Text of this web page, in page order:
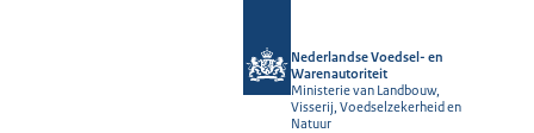
Nederlandse Voedsel- en
Warenautoriteit
Ministerie van Landbouw,
Visserij, Voedselzekerheid en
Natuur